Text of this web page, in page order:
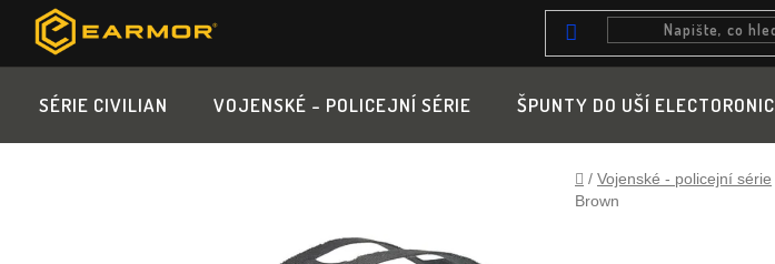
obsah
SÉRIE CIVILIAN VOJENSKÉ - POLICEJNÍ SÉRIE ŠPUNTY DO UŠÍ ELECTORONIC
Domů
/ Vojenské - policejní série
Brown